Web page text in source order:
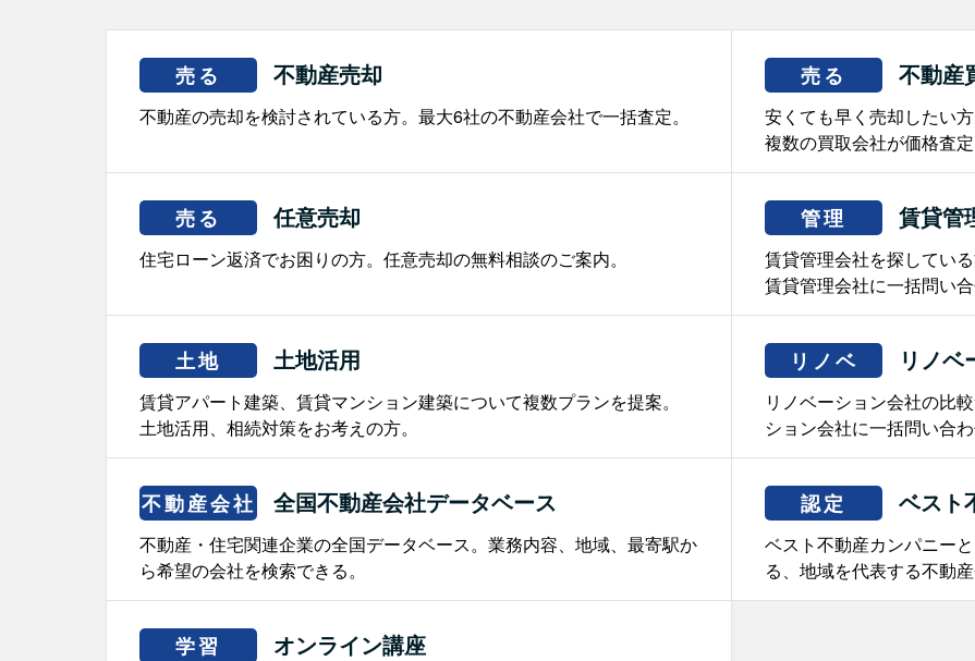
売る 不動産売却
不動産の売却を検討されている方。最大6社の不動産会社で一括査定。
売る 不動産
安くても早く売却したい
複数の買取会社が価格査定
売る 任意売却
住宅ローン返済でお困りの方。任意売却の無料相談のご案内。
管理 賃貸管
賃貸管理会社を探してい
賃貸管理会社に一括問い合
土地 土地活用
賃貸アパート建築、賃貸マンション建築について複数プランを提案。
土地活用、相続対策をお考えの方。
リノベ リノベ
リノベーション会社の比
ション会社に一括問い合わ
不動産会社 全国不動産会社データベース
不動産・住宅関連企業の全国データベース。業務内容、地域、最寄駅か
ら希望の会社を検索できる。
認定 ベスト
ベスト不動産カンパニー
る、地域を代表する不動産
学習 オンライン講座